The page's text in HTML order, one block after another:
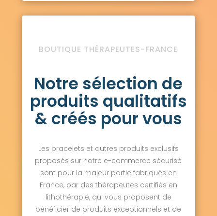
BOUTIQUE THÉRAPEUTES-FRANCE
Notre sélection de
produits qualitatifs
& créés pour vous
Les bracelets et autres produits exclusifs
proposés sur notre e-commerce sécurisé
sont pour la majeur partie fabriqués en
France, par des thérapeutes certifiés en
lithothérapie, qui vous proposent de
bénéficier de produits exceptionnels et de